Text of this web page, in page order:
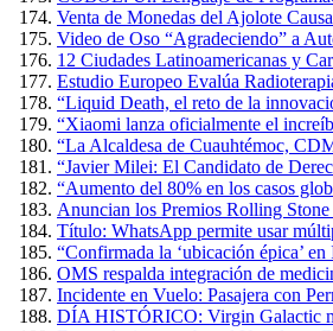
Venta de Monedas del Ajolote
Video de Oso “Agradeciendo” a
12 Ciudades Latinoamericanas y
Estudio Europeo Evalúa
“Liquid Death, el reto de la
“Xiaomi lanza oficialmente el
“La Alcaldesa de Cuauhtémoc,
“Javier Milei: El Candidato de
“Aumento del 80% en los casos
Anuncian los Premios Rolling
Título: WhatsApp permite usar
“Confirmada la ‘ubicación épica’
OMS respalda integración de
Incidente en Vuelo: Pasajera con
DÍA HISTÓRICO: Virgin Galactic